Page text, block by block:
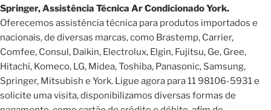
Springer, Assistência Técnica Ar Condicionado York.
Oferecemos assistência técnica para produtos importados e
nacionais, de diversas marcas, como Brastemp, Carrier,
Comfee, Consul, Daikin, Electrolux, Elgin, Fujitsu, Ge, Gree,
Hitachi, Komeco, LG, Midea, Toshiba, Panasonic, Samsung,
Springer, Mitsubish e York. Ligue agora para 11 98106-5931 e
solicite uma visita, disponibilizamos diversas formas de